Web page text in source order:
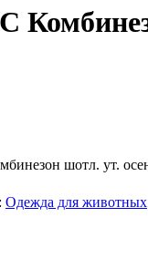
шотл. ут.
Одежда для животных